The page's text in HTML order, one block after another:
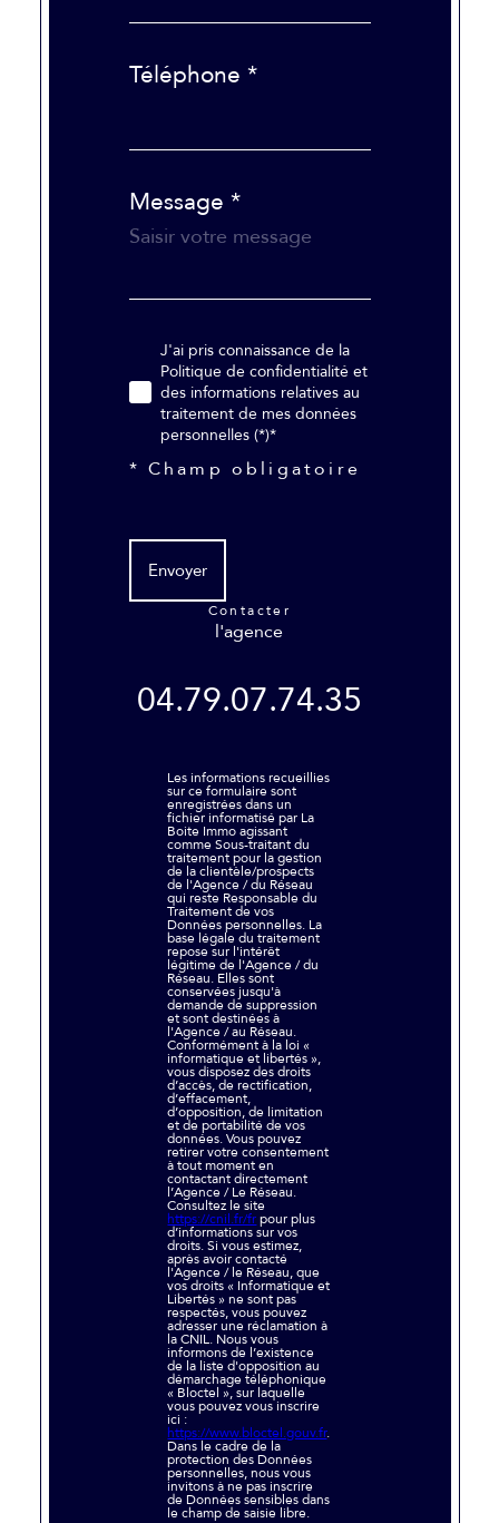
Téléphone *
Message *
J'ai pris connaissance de la
Politique de confidentialité et
des informations relatives au
traitement de mes données
personnelles (*)*
* Champ obligatoire
Envoyer
contacter
l'agence
04.79.07.74.35
Les informations recueillies
sur ce formulaire sont
enregistrées dans un
fichier informatisé par La
Boite Immo agissant
comme Sous-traitant du
traitement pour la gestion
de la clientèle/prospects
de l'Agence / du Réseau
qui reste Responsable du
Traitement de vos
Données personnelles. La
base légale du traitement
repose sur l'intérêt
légitime de l'Agence / du
Réseau. Elles sont
conservées jusqu'à
demande de suppression
et sont destinées à
l'Agence / au Réseau.
Conformément à la loi «
informatique et libertés »,
vous disposez des droits
d’accès, de rectification,
d’effacement,
d’opposition, de limitation
et de portabilité de vos
données. Vous pouvez
retirer votre consentement
à tout moment en
contactant directement
l’Agence / Le Réseau.
Consultez le site
https://cnil.fr/frpour plus
d’informations sur vos
droits. Si vous estimez,
après avoir contacté
l'Agence / le Réseau, que
vos droits « Informatique et
Libertés » ne sont pas
respectés, vous pouvez
adresser une réclamation à
la CNIL. Nous vous
informons de l’existence
de la liste d'opposition au
démarchage téléphonique
« Bloctel », sur laquelle
vous pouvez vous inscrire
ici :
https://www.bloctel.gouv.fr.
Dans le cadre de la
protection des Données
personnelles, nous vous
invitons à ne pas inscrire
de Données sensibles dans
le champ de saisie libre.